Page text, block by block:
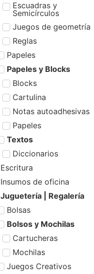
Escuadras y
Semicírculos
Juegos de geometría
Reglas
Papeles
Papeles y Blocks
Blocks
Cartulina
Notas autoadhesivas
Papeles
Textos
Diccionarios
Escritura
Insumos de oficina
Juguetería | Regalería
Bolsas
Bolsos y Mochilas
Cartucheras
Mochilas
Juegos Creativos